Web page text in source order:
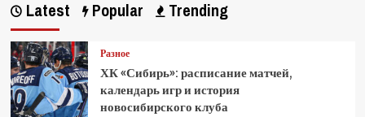
Latest Popular Trending
Разное
ХК «Сибирь»: расписание матчей,
календарь игр и история
новосибирского клуба